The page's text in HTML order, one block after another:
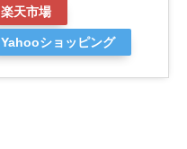
楽天市場
Yahooショッピング